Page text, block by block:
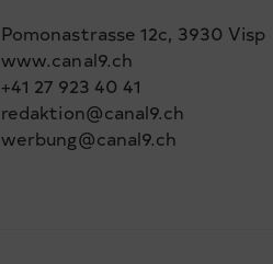
Pomonastrasse 12c, 3930 Visp
www.canal9.ch
+41 27 923 40 41
redaktion@canal9.ch
werbung@canal9.ch